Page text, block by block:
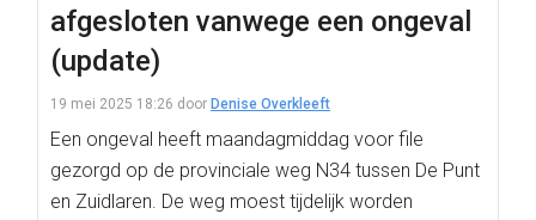
afgesloten vanwege een ongeval
(update)
19 mei 2025 18:26 door Denise Overkleeft
Een ongeval heeft maandagmiddag voor file
gezorgd op de provinciale weg N34 tussen De Punt
en Zuidlaren. De weg moest tijdelijk worden